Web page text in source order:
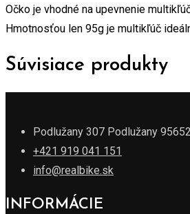
Očko je vhodné na upevnenie
Hmotnosťou len 95g je multikľúč
Súvisiace produkty
Podlužany 307 Podlužany 95652
+421 919 041 151
info@realbike.sk
INFORMÁCIE